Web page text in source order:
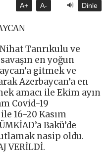
A+ A- 🔊 Dinle
Tanrıkulu ve
en yoğun
gitmek ve
Azerbaycan’a en
amacı ile Ekim ayın
Covid-19
16-20 Kasım
Bakü’de
nasip oldu.
VERİLDİ.